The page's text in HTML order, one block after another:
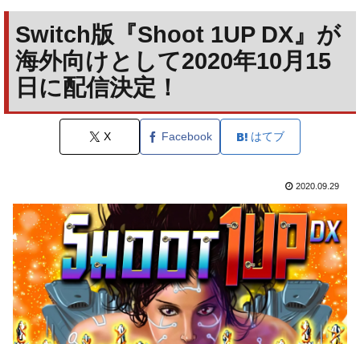
Switch版『Shoot 1UP DX』が
海外向けとして2020年10月15
日に配信決定！
X Facebook はてブ
2020.09.29